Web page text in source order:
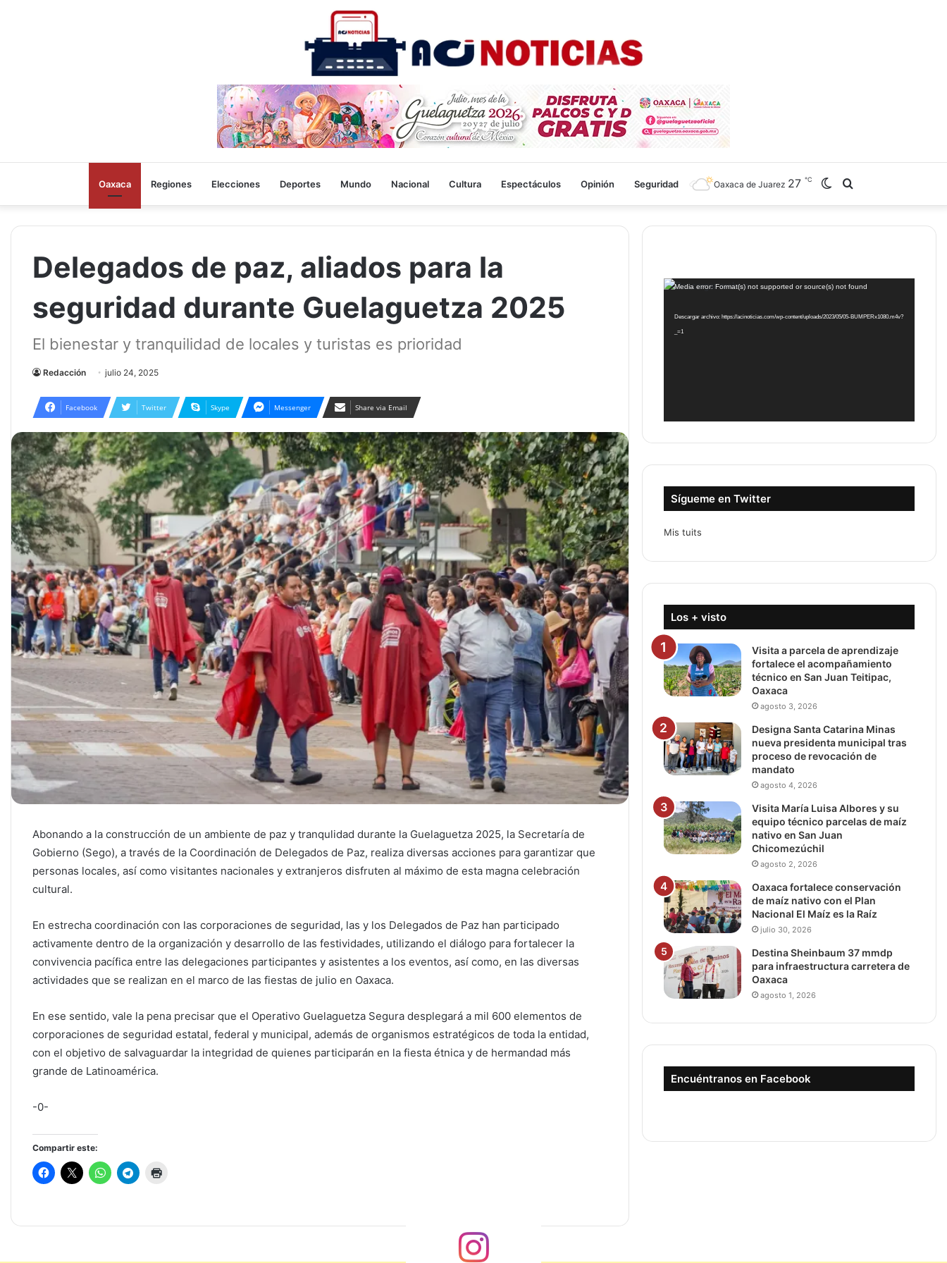
Oaxaca Regiones Elecciones Deportes Mundo Nacional Cultura Espectáculos Opinión Seguridad
for
Switch
skin
Oaxaca de Juarez 27 ℃
Delegados de paz, aliados para la
seguridad durante Guelaguetza 2025
El bienestar y tranquilidad de locales y turistas es prioridad
Redacción julio 24, 2025
Facebook Twitter Skype Messenger Share via Email
Abonando a la construcción de un ambiente de paz y tranqulidad durante la Guelaguetza 2025, la Secretaría de
Gobierno (Sego), a través de la Coordinación de Delegados de Paz, realiza diversas acciones para garantizar que
personas locales, así como visitantes nacionales y extranjeros disfruten al máximo de esta magna celebración
cultural.
En estrecha coordinación con las corporaciones de seguridad, las y los Delegados de Paz han participado
activamente dentro de la organización y desarrollo de las festividades, utilizando el diálogo para fortalecer la
convivencia pacífica entre las delegaciones participantes y asistentes a los eventos, así como, en las diversas
actividades que se realizan en el marco de las fiestas de julio en Oaxaca.
En ese sentido, vale la pena precisar que el Operativo Guelaguetza Segura desplegará a mil 600 elementos de
corporaciones de seguridad estatal, federal y municipal, además de organismos estratégicos de toda la entidad,
con el objetivo de salvaguardar la integridad de quienes participarán en la fiesta étnica y de hermandad más
grande de Latinoamérica.
-0-
Compartir este:
Reproductor
vídeo
Media error: Format(s) not supported or source(s) not found
Descargar archivo: https://acinoticias.com/wp-content/uploads/2023/05/05-BUMPERx1080.m4v?
_=1
Sígueme en Twitter
Mis tuits
Los + visto
Visita a parcela de aprendizaje
fortalece el acompañamiento
técnico en San Juan Teitipac,
Oaxaca
agosto 3, 2026
Designa Santa Catarina Minas
nueva presidenta municipal tras
proceso de revocación de
mandato
agosto 4, 2026
Visita María Luisa Albores y su
equipo técnico parcelas de maíz
nativo en San Juan
Chicomezúchil
agosto 2, 2026
Oaxaca fortalece conservación
de maíz nativo con el Plan
Nacional El Maíz es la Raíz
julio 30, 2026
Destina Sheinbaum 37 mmdp
para infraestructura carretera de
Oaxaca
agosto 1, 2026
Encuéntranos en Facebook